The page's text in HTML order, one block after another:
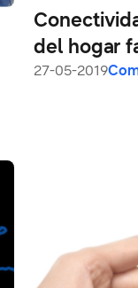
del hogar
27-05-2019